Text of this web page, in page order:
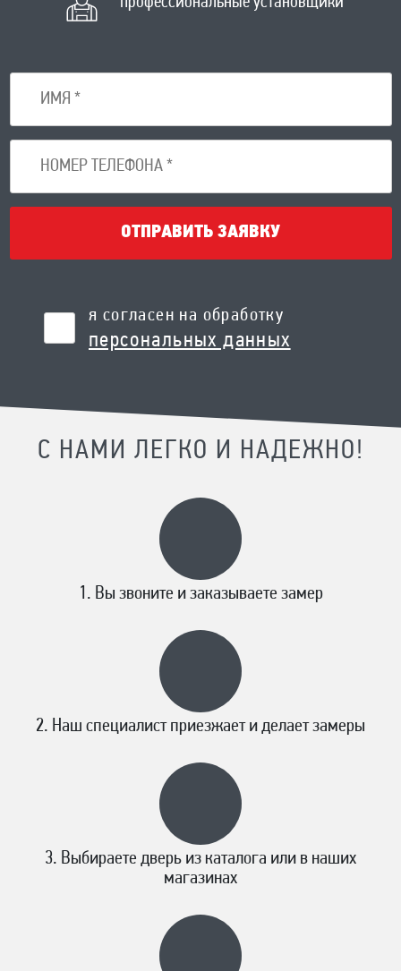
ОТПРАВИТЬ ЗАЯВКУ
я согласен на обработку
персональных данных
С НАМИ ЛЕГКО И НАДЕЖНО!
Вы звоните и заказываете замер
Наш специалист приезжает и делает замеры
Выбираете дверь из каталога или в наших
магазинах